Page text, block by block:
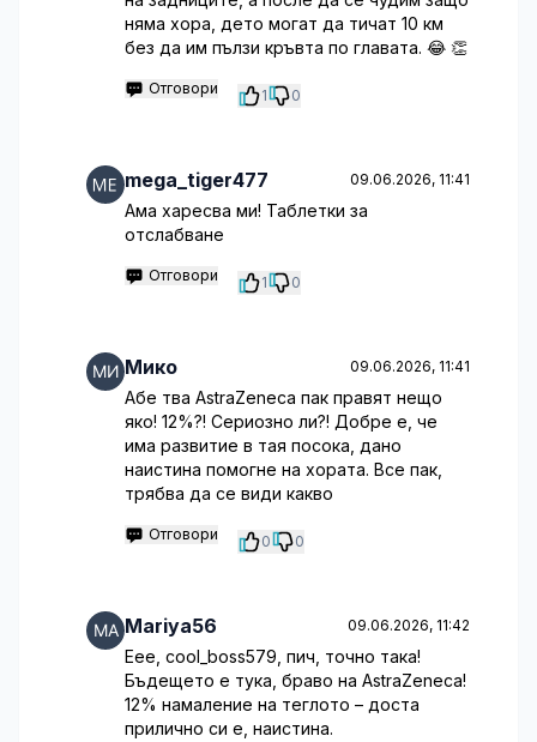
няма хора, дето могат да тичат 10 км
без да им пълзи кръвта по главата. 😂 👏
Отговори 1 0
mega_tiger477 09.06.2026, 11:41
Ама харесва ми! Таблетки за
отслабване
Отговори 1 0
Мико 09.06.2026, 11:41
Абе тва AstraZeneca пак правят нещо
яко! 12%?! Сериозно ли?! Добре е, че
има развитие в тая посока, дано
наистина помогне на хората. Все пак,
трябва да се види какво
Отговори 0 0
Mariya56 09.06.2026, 11:42
Еее, cool_boss579, пич, точно така!
Бъдещето е тука, браво на AstraZeneca!
12% намаление на теглото – доста
прилично си е, наистина.